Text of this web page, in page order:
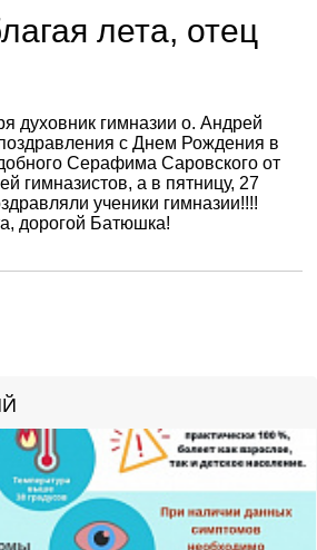
лета, отец
духовник гимназии о. Андрей
с Днем Рождения в
Серафима Саровского от
гимназистов, а в пятницу, 27
ученики гимназии!!!!
дорогой Батюшка!